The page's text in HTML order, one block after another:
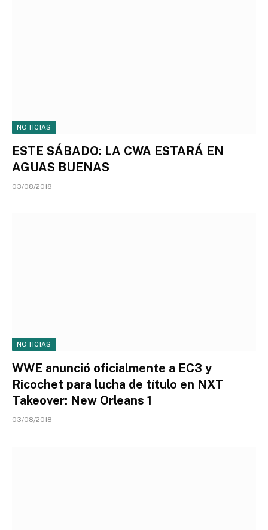
NOTICIAS
ESTE SÁBADO: LA CWA ESTARÁ EN
AGUAS BUENAS
03/08/2018
NOTICIAS
WWE anunció oficialmente a EC3 y
Ricochet para lucha de título en NXT
Takeover: New Orleans 1
03/08/2018